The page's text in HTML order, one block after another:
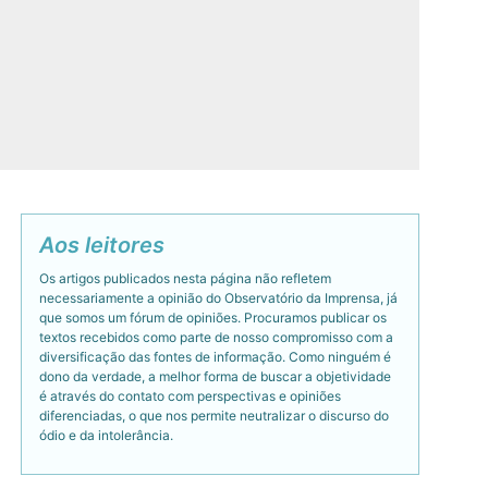
Aos leitores
Os artigos publicados nesta página não refletem
necessariamente a opinião do Observatório da Imprensa, já
que somos um fórum de opiniões. Procuramos publicar os
textos recebidos como parte de nosso compromisso com a
diversificação das fontes de informação. Como ninguém é
dono da verdade, a melhor forma de buscar a objetividade
é através do contato com perspectivas e opiniões
diferenciadas, o que nos permite neutralizar o discurso do
ódio e da intolerância.